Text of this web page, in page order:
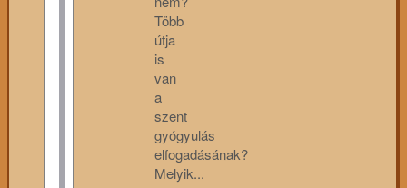
Több
útja
is
van
a
szent
gyógyulás
elfogadásának?
Melyik...